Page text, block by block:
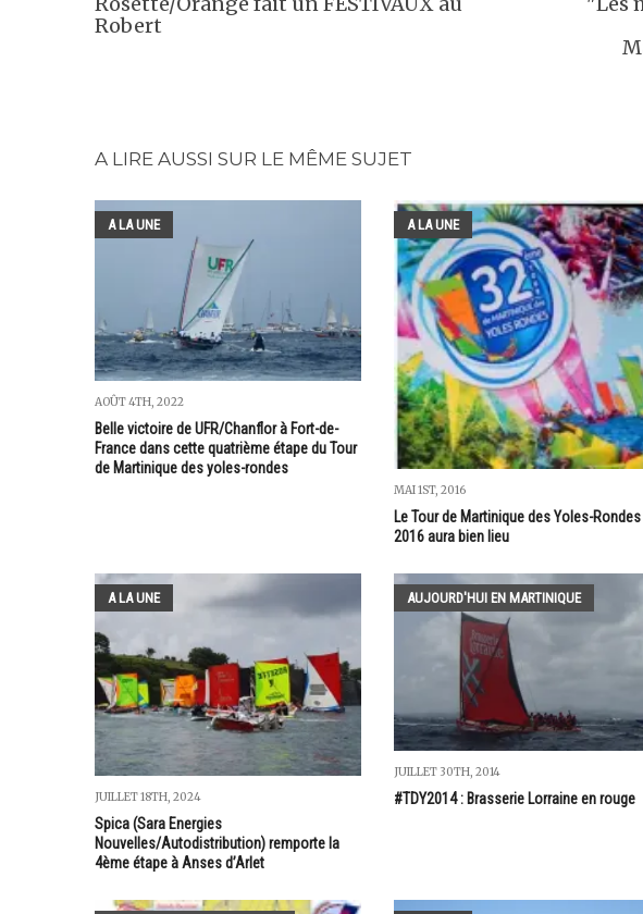
Robert
A LIRE AUSSI SUR LE MÊME SUJET
A LA UNE
AOÛT 4TH, 2022
Belle victoire de UFR/Chanflor à Fort-de-
France dans cette quatrième étape du Tour
de Martinique des yoles-rondes
A LA UNE
MAI 1ST, 2016
Le Tour de Martinique des Yoles-Rondes
2016 aura bien lieu
A LA UNE
JUILLET 18TH, 2024
Spica (Sara Energies
Nouvelles/Autodistribution) remporte la
4ème étape à Anses d’Arlet
AUJOURD'HUI EN MARTINIQUE
JUILLET 30TH, 2014
#TDY2014 : Brasserie Lorraine en rouge